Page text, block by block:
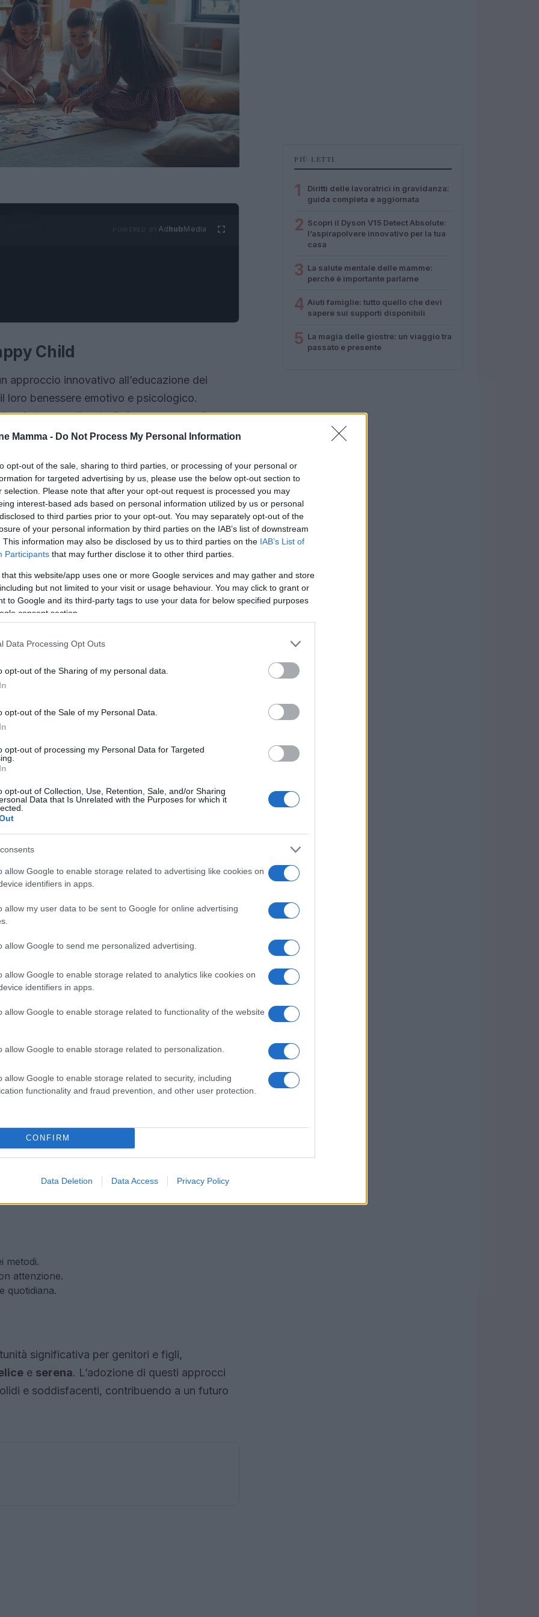
Mamma - Do Not Process My Personal Information
opt-out of the sale, sharing to third parties, or processing of your personal or
for targeted advertising by us, please use the below opt-out section to
selection. Please note that after your opt-out request is processed you may
interest-based ads based on personal information utilized by us or personal
to third parties prior to your opt-out. You may separately opt-out of the
of your personal information by third parties on the IAB’s list of downstream
This information may also be disclosed by us to third parties on the IAB’s List of
Participants that may further disclose it to other third parties.
that this website/app uses one or more Google services and may gather and store
but not limited to your visit or usage behaviour. You may click to grant or
to Google and its third-party tags to use your data for below specified purposes
consent section.
Data Processing Opt Outs
opt-out of the Sharing of my personal data.
opt-out of the Sale of my Personal Data.
opt-out of processing my Personal Data for Targeted
opt-out of Collection, Use, Retention, Sale, and/or Sharing
Data that Is Unrelated with the Purposes for which it
allow Google to enable storage related to advertising like cookies on
identifiers in apps.
allow my user data to be sent to Google for online advertising
allow Google to send me personalized advertising.
allow Google to enable storage related to analytics like cookies on
identifiers in apps.
allow Google to enable storage related to functionality of the website
allow Google to enable storage related to personalization.
allow Google to enable storage related to security, including
functionality and fraud prevention, and other user protection.
CONFIRM
Data Deletion Data Access Privacy Policy
AdhubMedia
Child
approccio innovativo all’educazione dei
loro benessere emotivo e psicologico.
mirate, questi metodi si propongono di
e alla felicità dei più piccoli.
Happy Child
alcuni principi chiave:
bambini è fondamentale.
il dialogo tra genitori e figli.
Child
figlio .
Happy Child
i genitori possono seguire alcuni semplici
metodi.
attenzione.
quotidiana.
significativa per genitori e figli,
e serena. L’adozione di questi approcci
e soddisfacenti, contribuendo a un futuro
PIÙ LETTI
1
Diritti delle lavoratrici in gravidanza:
guida completa e aggiornata
2 Scopri il Dyson V15 Detect Absolute:
l’aspirapolvere innovativo per la tua
casa
3 La salute mentale delle mamme:
perché è importante parlarne
4 Aiuti famiglie: tutto quello che devi
sapere sui supporti disponibili
5 La magia delle giostre: un viaggio tra
passato e presente